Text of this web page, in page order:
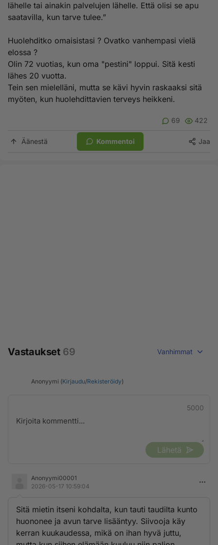
lähelle tai ainakin palvelujen lähelle. Että olisi se apu
saatavilla, kun tarve tulee.”
Huolehditko omaisistasi ? Ovatko vanhempasi vielä
elossa ?
Olin 72 vuotias, kun oma "pestini" loppui. Sitä kesti
lähes 20 vuotta.
Tein sen mielelläni, mutta se kävi hyvin raskaaksi sitä
myöten, kun huolehdittavien terveys heikkeni.
69 422
Äänestä Kommentoi Jaa
Vastaukset 69 Vanhimmat
Anonyymi (Kirjaudu/Rekisteröidy)
5000
Lähetä
Anonyymi00001
2026-05-17 10:59:04
Sitä mietin itseni kohdalta, kun tauti taudilta kunto
huononee ja avun tarve lisääntyy. Siivooja käy
kerran kuukaudessa, mikä on ihan hyvä juttu,